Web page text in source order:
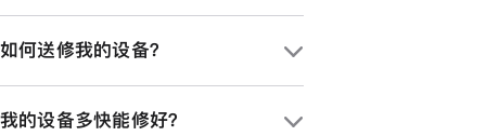
你可以在购买新 Apple 产品之日起 7 天
内，通过 iPhone、iPad 或 Mac 上的设
400-666-8800，来购买新的服务计划；
或在 60 天内，前往 Apple Store 零售店
务计划，所享的意外损坏保修服务就涵盖了
一支 Apple Pencil 和一个 Apple 品牌
iPad 键盘。受保障产品的包装盒内随附的
如何送修我的设备？
Apple Store 零售店，或 5000 多家
我的设备多快能修好？